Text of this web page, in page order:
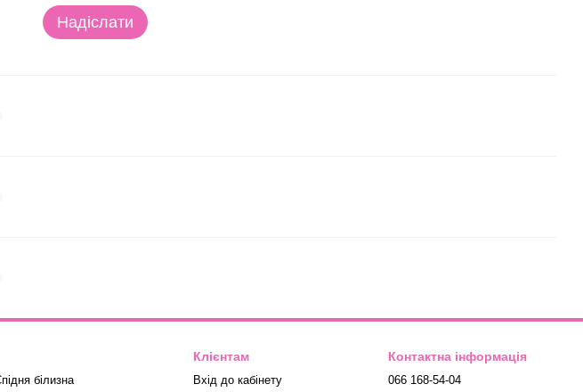
Надіслати
білизна
Клієнтам
Вхід до кабінету
Контактна інформація
066 168-54-04